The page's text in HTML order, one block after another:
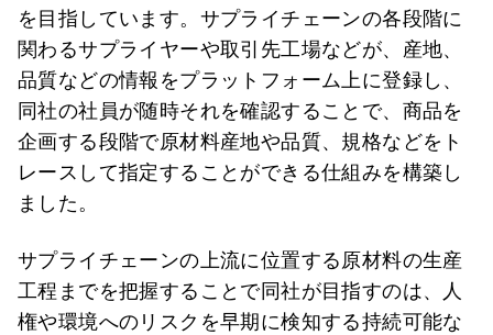
を目指しています。サプライチェーンの各段階に
関わるサプライヤーや取引先工場などが、産地、
品質などの情報をプラットフォーム上に登録し、
同社の社員が随時それを確認することで、商品を
企画する段階で原材料産地や品質、規格などをト
レースして指定することができる仕組みを構築し
ました。
サプライチェーンの上流に位置する原材料の生産
工程までを把握することで同社が目指すのは、人
権や環境へのリスクを早期に検知する持続可能な